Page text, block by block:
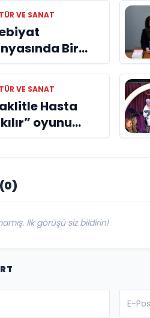
VE SANAT
Bir
Deha
Dilruba
ve Zift Karası
‘AVENOİR’
VE SANAT
Hasta
oyunu
sanatla
İlk görüşü siz bildirin!